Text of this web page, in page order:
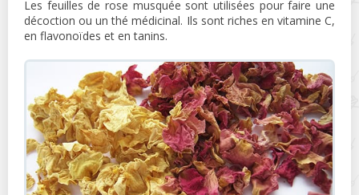
Les feuilles de rose musquée sont utilisées pour faire une
décoction ou un thé médicinal. Ils sont riches en vitamine C,
en flavonoïdes et en tanins.